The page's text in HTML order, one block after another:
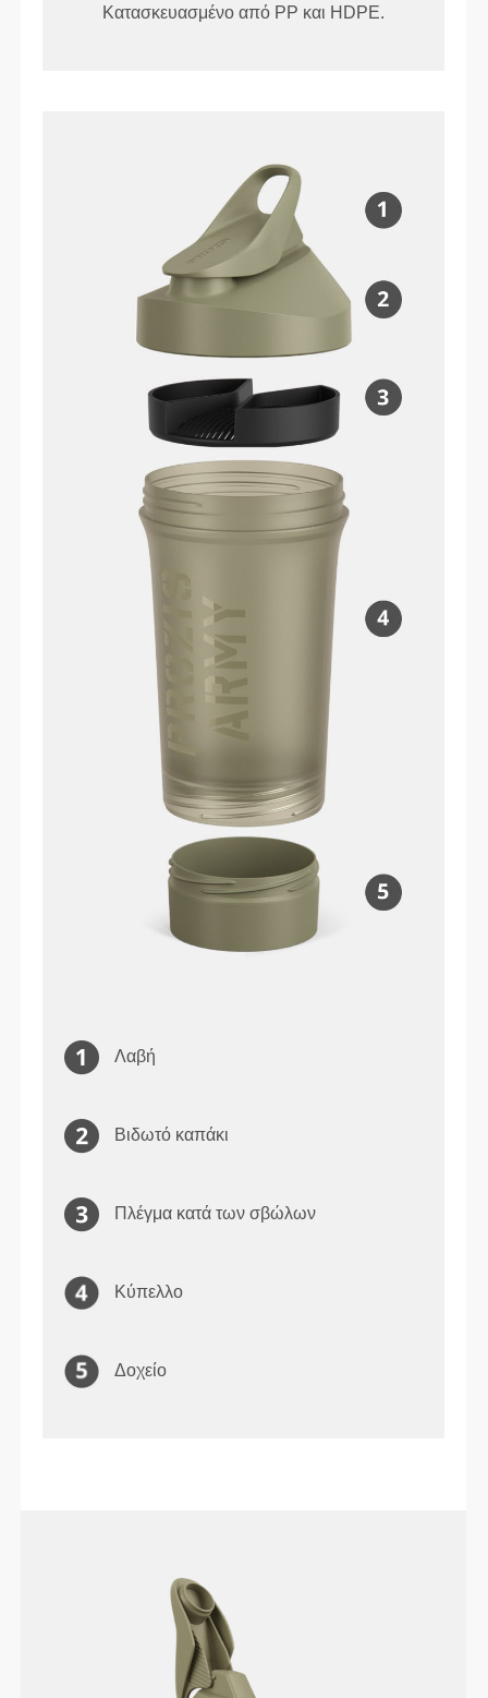
Κατασκευασμένο από PP και HDPE.
Λαβή
Βιδωτό καπάκι
Πλέγμα κατά των σβώλων
Κύπελλο
Δοχείο